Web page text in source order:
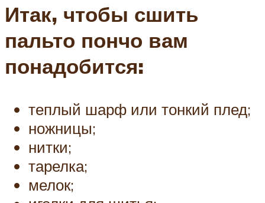
Итак, чтобы сшить
пальто пончо вам
понадобится:
теплый шарф или тонкий плед;
ножницы;
нитки;
тарелка;
мелок;